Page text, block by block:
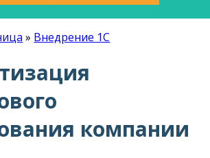
» Внедрение 1С
компании